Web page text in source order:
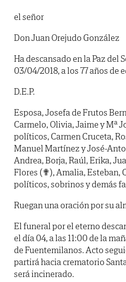
el señor
Don Juan Orejudo González
Ha descansado en la Paz del
03/04/2018, a los 77 años de
D.E.P.
Esposa, Josefa de Frutos
Carmelo, Olivia, Jaime y Mª
políticos, Carmen Cruceta,
Manuel Martínez y José-
Andrea, Borja, Raúl, Erika,
Flores (✟), Amalia, Esteban,
políticos, sobrinos y demás
Ruegan una oración por su
El funeral por el eterno
el día 04, a las 11:00 de la
de Fuentemilanos. Acto
partirá hacia crematorio
será incinerado.